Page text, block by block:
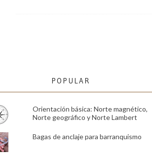
POPULAR
Orientación básica: Norte magnético,
Norte geográfico y Norte Lambert
Bagas de anclaje para barranquismo